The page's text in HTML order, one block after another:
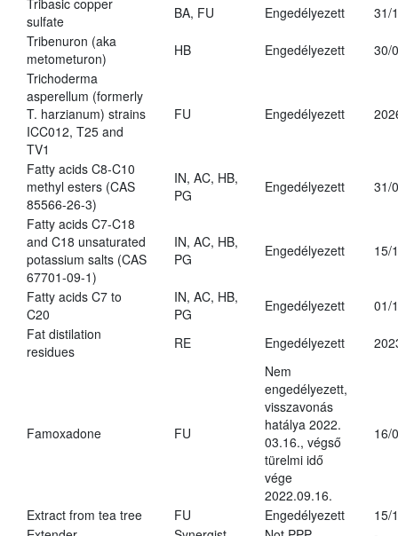
Tribasic copper
sulfate
BA, FU Engedélyezett
31/
Tribenuron (aka
metometuron)
HB Engedélyezett
30/
Trichoderma
asperellum (formerly
T. harzianum) strains
ICC012, T25 and
TV1
FU Engedélyezett
Fatty acids C8-C10
methyl esters (CAS
85566-26-3)
IN, AC, HB,
PG
Engedélyezett 31/
Fatty acids C7-C18
and C18 unsaturated
potassium salts (CAS
67701-09-1)
IN, AC, HB,
PG
Engedélyezett 15/
Fatty acids C7 to
C20
IN, AC, HB,
PG
Engedélyezett
01/
Fat distilation
residues
RE Engedélyezett
Famoxadone FU
Nem
engedélyezett,
visszavonás
hatálya 2022.
03.16., végső
türelmi idő
vége
2022.09.16.
16/
Extract from tea tree FU Engedélyezett
15/